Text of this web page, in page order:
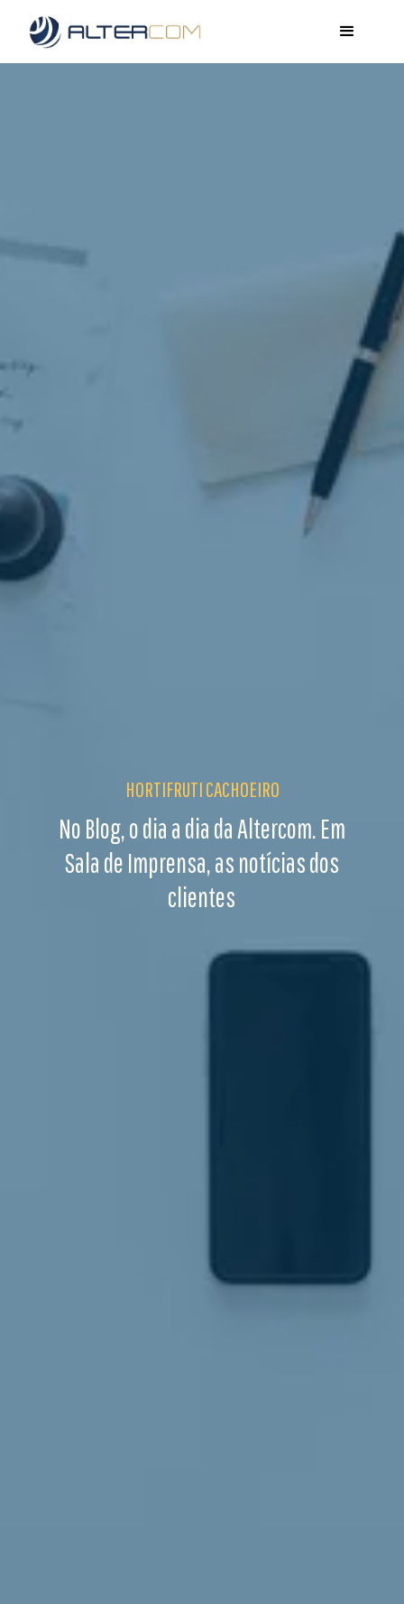
HORTIFRUTI CACHOEIRO
No Blog, o dia a dia da Altercom. Em
Sala de Imprensa, as notícias dos
clientes